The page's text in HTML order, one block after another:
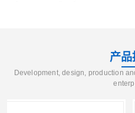
产品
Development, design, production